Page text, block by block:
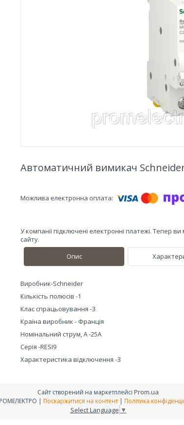
Автоматичний вимикач Schneider
У компанії підключені електронні платежі. Тепер
сайту.
Опис
Виробник-Schneider
Кількість полюсів -1
Клас спрацьовування -З
Країна виробник - Франція
Номінальний струм, А -25А
Серія -RESI9
Характеристика відключення -З
Сайт створений на маркетплейсі Prom.ua
ПРОМЕЛЕКТРО | Поскаржитися на контент | Політика
Select Language ▼